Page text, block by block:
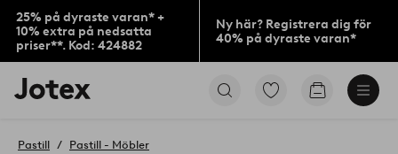
25% på dyraste varan* +
10% extra på nedsatta
priser**. Kod: 424882
Ny här? Registrera dig för
40% på dyraste varan*
Jotex
logotyp
till
Gå
Gå
Pastill Pastill - Möbler